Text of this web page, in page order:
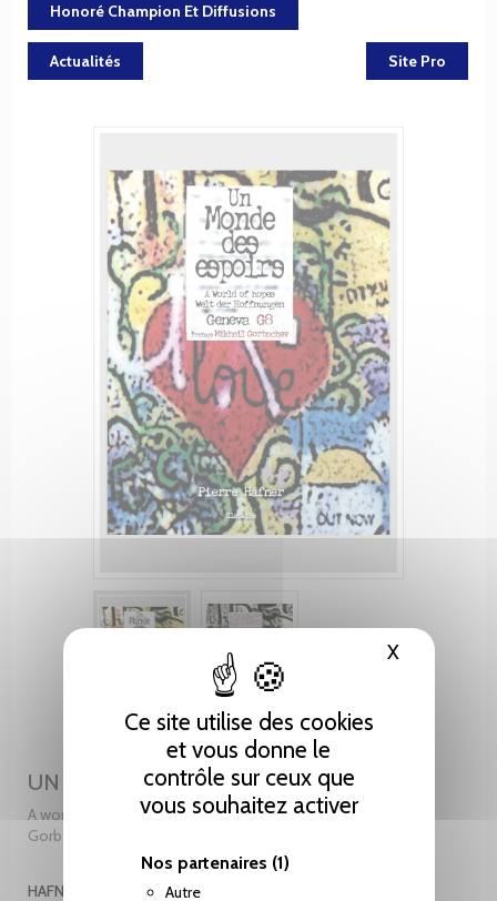
Ce site utilise des cookies
et vous donne le
contrôle sur ceux que
vous souhaitez activer
Nos partenaires (1)
Autre
XMasquer
Honoré Champion Et Diffusions
Actualités Site Pro
UN MONDE DES ESPOIRS
A world of hopes. Welt der Hoffnungen. Préfce de Mikhail
Gorbachev
HAFNER PIERRE